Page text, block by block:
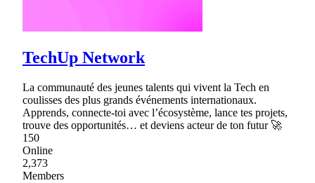
TechUp Network
La communauté des jeunes talents qui vivent la Tech en
coulisses des plus grands événements internationaux.
Apprends, connecte-toi avec l’écosystème, lance tes projets,
trouve des opportunités… et deviens acteur de ton futur 🚀
150
Online
2,373
Members